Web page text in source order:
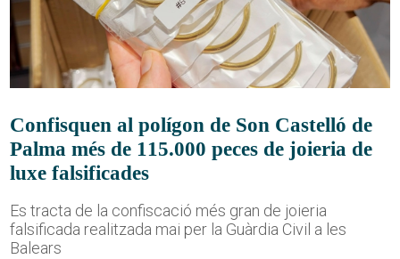
Confisquen al polígon de Son Castelló de
Palma més de 115.000 peces de joieria de
luxe falsificades
Es tracta de la confiscació més gran de joieria
falsificada realitzada mai per la Guàrdia Civil a les
Balears